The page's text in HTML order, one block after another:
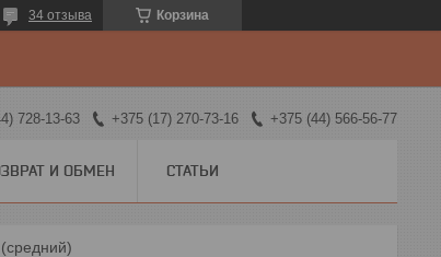
Корзина
34 отзыва
728-13-63 +375 (17) 270-73-16 +375 (44) 566-56-77
И ОБМЕН СТАТЬИ